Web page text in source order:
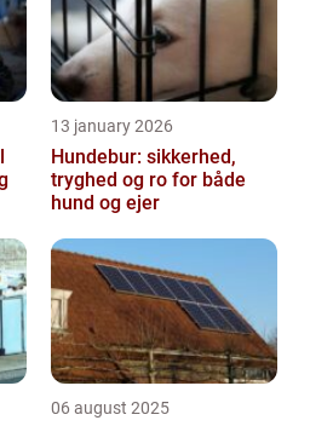
13 january 2026
Hundebur: sikkerhed,
tryghed og ro for både
hund og ejer
06 august 2025